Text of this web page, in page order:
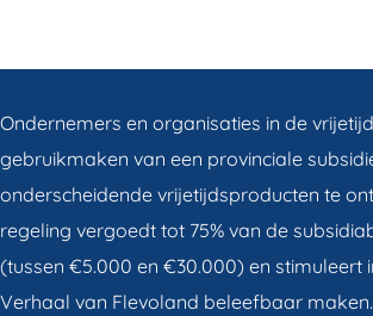
Ondernemers en organisaties in de
gebruikmaken van een provinciale
onderscheidende vrijetijdsproducten te
regeling vergoedt tot 75% van de
(tussen €5.000 en €30.000) en stimuleert
Verhaal van Flevoland beleefbaar maken.